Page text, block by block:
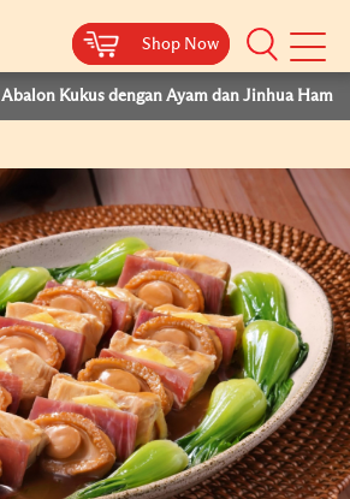
Shop Now
Shop Now
Abalon Kukus dengan Ayam dan Jinhua Ham